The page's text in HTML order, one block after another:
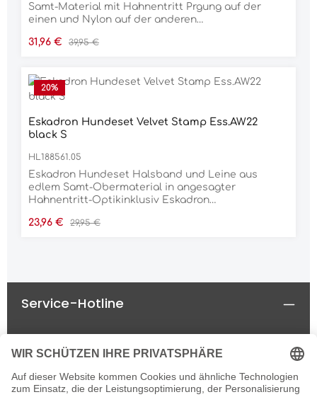
Samt-Material mit Hahnentritt Prgung auf der
einen und Nylon auf der anderen
Leinenbefestigung auf der Rckseite
Verkaufspreis:
31,96 € Regulärer Preis:
39,95 €
20%
Eskadron Hundeset Velvet Stamp Ess.AW22
black S
HL188561.05
Eskadron Hundeset Halsband und Leine aus
edlem Samt-Obermaterial in angesagter
Hahnentritt-Optikinklusiv Eskadron
Verkaufspreis:
23,96 € Regulärer Preis:
29,95 €
Service-Hotline
Rechtliches
Informationen